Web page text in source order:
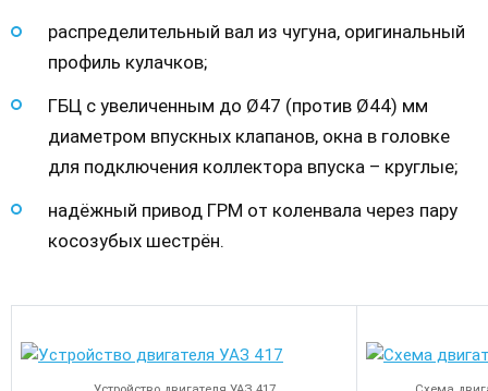
распределительный вал из чугуна, оригинальный
профиль кулачков;
ГБЦ с увеличенным до Ø47 (против Ø44) мм
диаметром впускных клапанов, окна в головке
для подключения коллектора впуска – круглые;
надёжный привод ГРМ от коленвала через пару
косозубых шестрён.